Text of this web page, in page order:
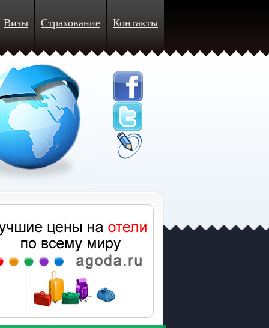
Визы Страхование Контакты